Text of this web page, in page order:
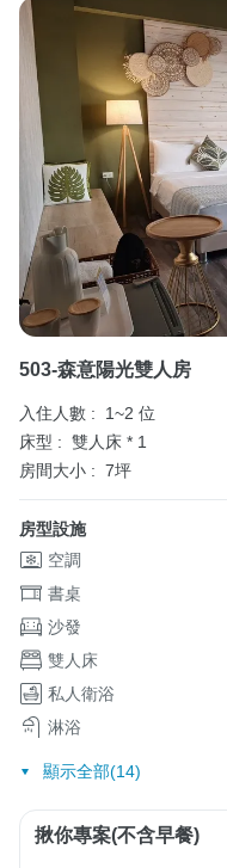
503-森意陽光雙人房
入住人數 :
1~2 位
床型 : 雙人床 * 1
房間大小 : 7坪
房型設施
空調
書桌
沙發
雙人床
私人衛浴
淋浴
顯示全部(14)
揪你專案(不含早餐)